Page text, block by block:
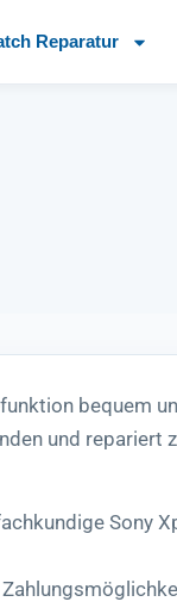
Reparatur
bequem
und repariert
Sony